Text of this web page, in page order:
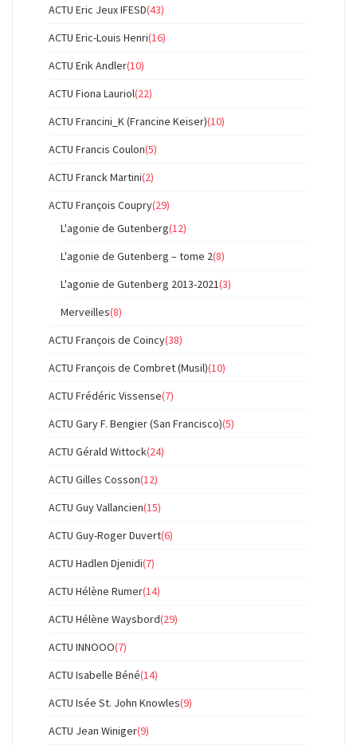
ACTU Eric Jeux IFESD(43)
ACTU Eric-Louis Henri(16)
ACTU Erik Andler(10)
ACTU Fiona Lauriol(22)
ACTU Francini_K (Francine Keiser)(10)
ACTU Francis Coulon(5)
ACTU Franck Martini(2)
ACTU François Coupry(29)
L'agonie de Gutenberg(12)
L'agonie de Gutenberg – tome 2(8)
L'agonie de Gutenberg 2013-2021(3)
Merveilles(8)
ACTU François de Coincy(38)
ACTU François de Combret (Musil)(10)
ACTU Frédéric Vissense(7)
ACTU Gary F. Bengier (San Francisco)(5)
ACTU Gérald Wittock(24)
ACTU Gilles Cosson(12)
ACTU Guy Vallancien(15)
ACTU Guy-Roger Duvert(6)
ACTU Hadlen Djenidi(7)
ACTU Hélène Rumer(14)
ACTU Hélène Waysbord(29)
ACTU INNOOO(7)
ACTU Isabelle Béné(14)
ACTU Isée St. John Knowles(9)
ACTU Jean Winiger(9)